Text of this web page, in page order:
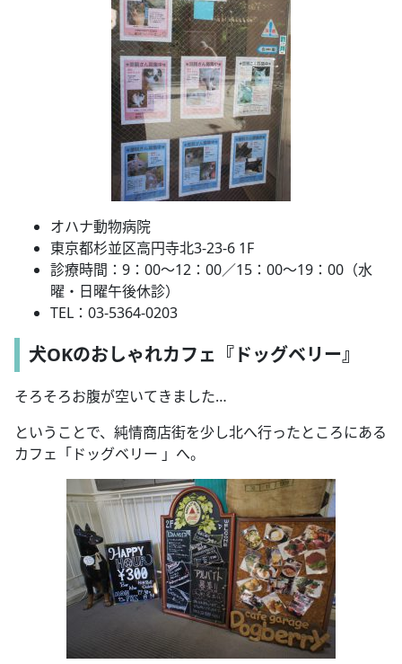
オハナ動物病院
東京都杉並区高円寺北3-23-6 1F
診療時間：9：00～12：00／15：00～19：00（水
曜・日曜午後休診）
TEL：03-5364-0203
犬OKのおしゃれカフェ『ドッグベリー』
そろそろお腹が空いてきました…
ということで、純情商店街を少し北へ行ったところにある
カフェ「ドッグベリー 」へ。